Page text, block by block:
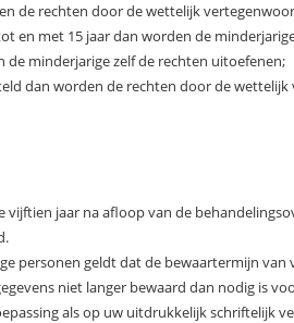
de rechten door de wettelijk
en met 15 jaar dan worden de
de minderjarige zelf de rechten uitoefenen;
dan worden de rechten door de
jaar na afloop van de
personen geldt dat de bewaartermijn
niet langer bewaard dan nodig is
als op uw uitdrukkelijk schriftelijk